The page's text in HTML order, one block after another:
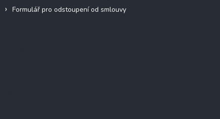
Formulář pro odstoupení od smlouvy